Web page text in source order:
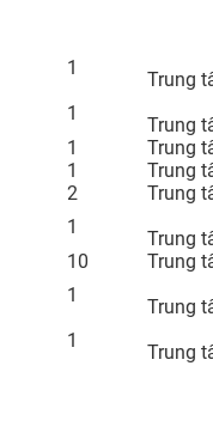
1
Trung
1
Trung
1
Trung
1
Trung
2
Trung
1
Trung
10
Trung
1
Trung
1
Trung